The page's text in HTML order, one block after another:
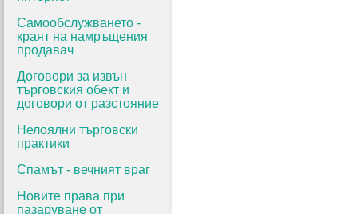
Самообслужването -
краят на намръщения
продавач
Договори за извън
търговския обект и
договори от разстояние
Нелоялни търговски
практики
Спамът - вечният враг
Новите права при
пазаруване от